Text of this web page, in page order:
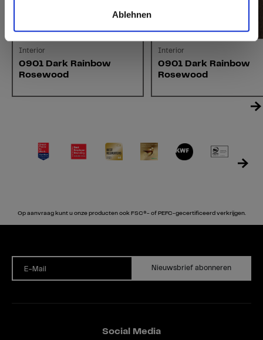
Ablehnen
Interior
0901 Dark Rainbow
Rosewood
Interior
0901 Dark Rainbow
Rosewood
Op aanvraag kunt u onze producten ook FSC®- of PEFC-gecertificeerd verkrijgen.
E-Mail Nieuwsbrief abonneren
Social Media